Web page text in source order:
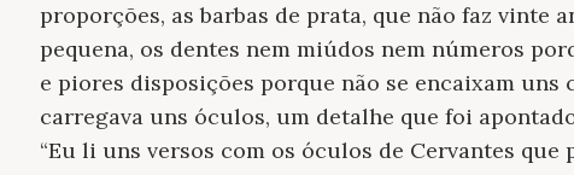
proporções, as barbas de prata, que não faz vinte
pequena, os dentes nem miúdos nem números
e piores disposições porque não se encaixam uns
carregava uns óculos, um detalhe que foi
“Eu li uns versos com os óculos de Cervantes que